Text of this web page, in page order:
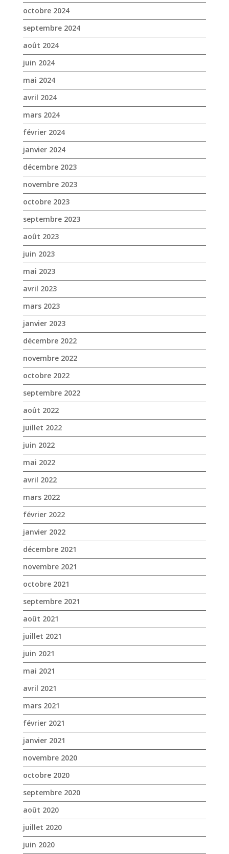
octobre 2024
septembre 2024
août 2024
juin 2024
mai 2024
avril 2024
mars 2024
février 2024
janvier 2024
décembre 2023
novembre 2023
octobre 2023
septembre 2023
août 2023
juin 2023
mai 2023
avril 2023
mars 2023
janvier 2023
décembre 2022
novembre 2022
octobre 2022
septembre 2022
août 2022
juillet 2022
juin 2022
mai 2022
avril 2022
mars 2022
février 2022
janvier 2022
décembre 2021
novembre 2021
octobre 2021
septembre 2021
août 2021
juillet 2021
juin 2021
mai 2021
avril 2021
mars 2021
février 2021
janvier 2021
novembre 2020
octobre 2020
septembre 2020
août 2020
juillet 2020
juin 2020